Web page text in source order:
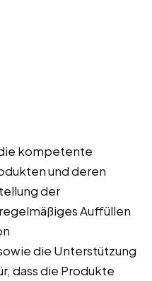
kompetente
und deren
der
Auffüllen
die Unterstützung
dass die Produkte